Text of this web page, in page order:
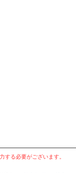
する必要がございます。